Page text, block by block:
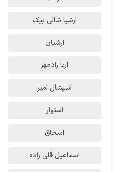
ارشیا شالی بیک
ارشیان
اریا رادمهر
اسپشال امیر
استوار
اسحاق
اسماعیل قلی زاده